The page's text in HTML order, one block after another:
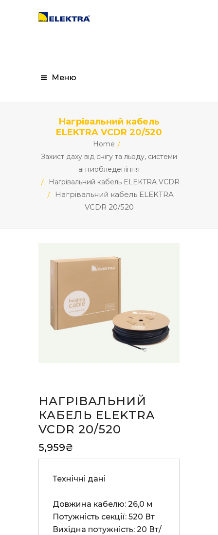
Меню
Нагрівальний кабель
ELEKTRA VCDR 20/520
Home
Захист даху від снігу та льоду, системи
антиобледеніння
Нагрівальний кабель ELEKTRA VCDR
Нагрівальний кабель ELEKTRA
VCDR 20/520
НАГРІВАЛЬНИЙ
КАБЕЛЬ ELEKTRA
VCDR 20/520
5,959₴
Технічні дані
Довжина кабелю: 26,0 м
Потужність секції: 520 Вт
Вихідна потужність: 20 Вт/